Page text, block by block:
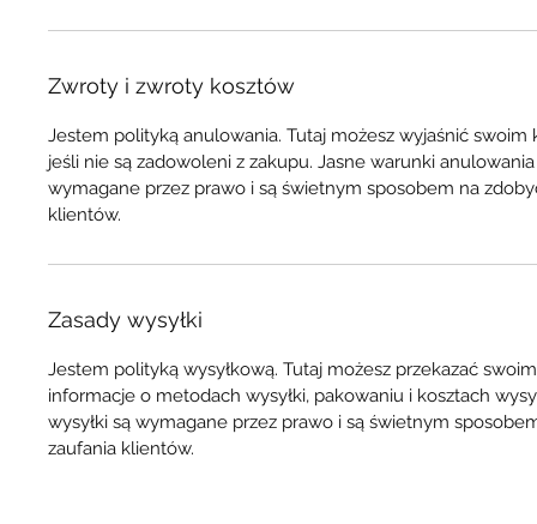
Zwroty i zwroty kosztów
Jestem polityką anulowania. Tutaj możesz wyjaśnić swoim
jeśli nie są zadowoleni z zakupu. Jasne warunki
wymagane przez prawo i są świetnym sposobem na
klientów.
Zasady wysyłki
Jestem polityką wysyłkową. Tutaj możesz przekazać
informacje o metodach wysyłki, pakowaniu i kosztach
wysyłki są wymagane przez prawo i są świetnym
zaufania klientów.